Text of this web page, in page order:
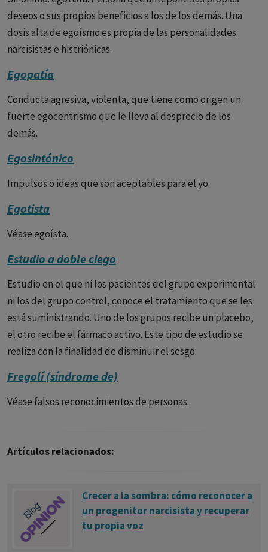
deseos o sus propios beneficios a los de los demás. Una
dosis alta de egoísmo es propia de las personalidades
narcisistas e histriónicas.
Egopatía
Conducta agresiva, violenta, que tiene como origen un
fuerte egocentrismo que le lleva al desprecio de los
demás.
Egosintónico
Impulsos o ideas que son aceptables para el yo.
Egotista
Véase egoísta.
Estudio a doble ciego
Estudio en el que ni los pacientes del grupo experimental
ni los del grupo control, conoce el tratamiento que se les
está suministrando. Uno de los grupos recibe un placebo,
el otro recibe el fármaco activo. Este tipo de estudio se
realiza con la finalidad de disminuir el sesgo.
Fregolí (síndrome de)
Véase falsos reconocimientos de personas.
Artículos relacionados:
Crecer a la sombra: cómo reconocer a
un progenitor narcisista y recuperar
tu propia voz